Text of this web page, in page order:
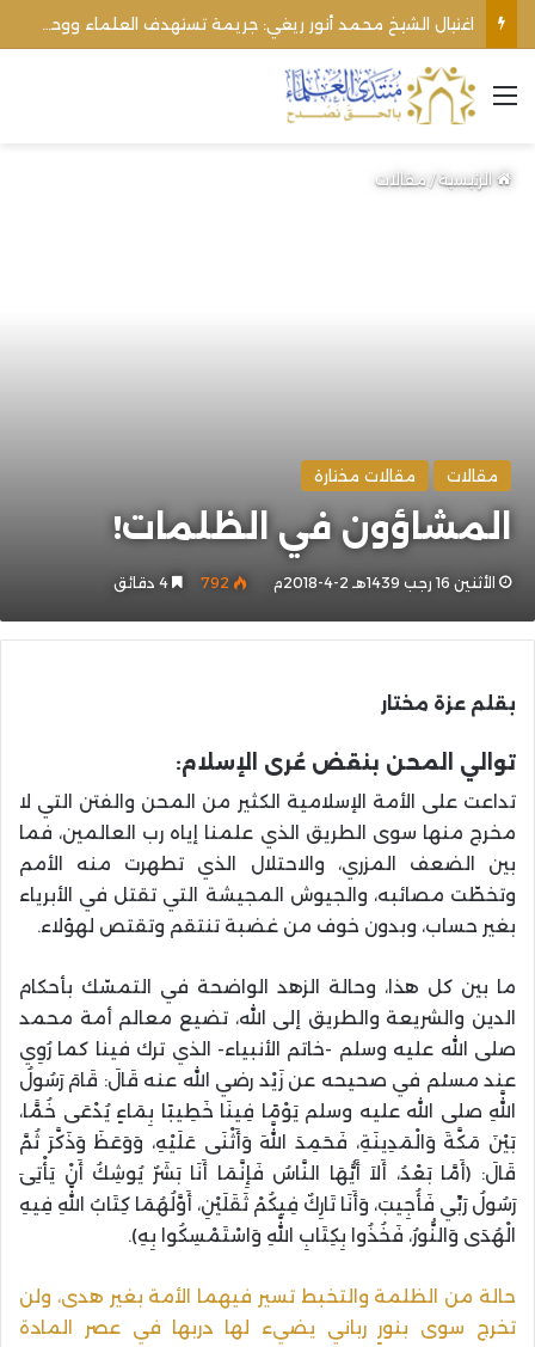
الأوقاف الفلسطينية تنفي صحة تعميم يمنع رفع الأذان عبر السماعات الخارجية للمساجد القريبة من المستوطنات
القائمة
الرئيسية/مقالات
مقالات مقالات مختارة
المشاؤون في الظلمات!
الأثنين 16 رجب 1439هـ 2-4-2018م 792
بقلم عزة مختار
توالي المحن بنقض عُرى الإسلام:
تداعت على الأمة الإسلامية الكثير من المحن والفتن التي لا
مخرج منها سوى الطريق الذي علمنا إياه رب العالمين، فما
بين الضعف المزري، والاحتلال الذي تطهرت منه الأمم
وتخطّت مصائبه، والجيوش المجيشة التي تقتل في الأبرياء
بغير حساب، وبدون خوف من غضبة تنتقم وتقتص لهؤلاء.
ما بين كل هذا، وحالة الزهد الواضحة في التمسّك بأحكام
الدين والشريعة والطريق إلى الله، تضيع معالم أمة محمد
صلى الله عليه وسلم -خاتم الأنبياء- الذي ترك فينا كما رُوِي
عند مسلم في صحيحه عن زَيْد رضي الله عنه قَالَ: قَامَ رَسُولُ
اللَّهِ صلى الله عليه وسلم يَوْمًا فِينَا خَطِيبًا بِمَاءٍ يُدْعَى خُمًّا،
بَيْنَ مَكَّةَ وَالْمَدِينَةِ، فَحَمِدَ اللَّهَ وَأَثْنَى عَلَيْهِ، وَوَعَظَ وَذَكَّرَ ثُمَّ
قَالَ: (أَمَّا بَعْدُ، أَلاَ أَيُّهَا النَّاسُ فَإِنَّمَا أَنَا بَشَرٌ يُوشِكُ أَنْ يَأْتِىَ
رَسُولُ رَبِّي فَأُجِيبَ، وَأَنَا تَارِكٌ فِيكُمْ ثَقَلَيْنِ، أَوَّلُهُمَا كِتَابُ اللَّهِ فِيهِ
الْهُدَى وَالنُّورُ، فَخُذُوا بِكِتَابِ اللَّهِ وَاسْتَمْسِكُوا بِهِ).
حالة من الظلمة والتخبط تسير فيهما الأمة بغير هدى، ولن
تخرج سوى بنورٍ ربانيٍ يضيء لها دربها في عصر المادة